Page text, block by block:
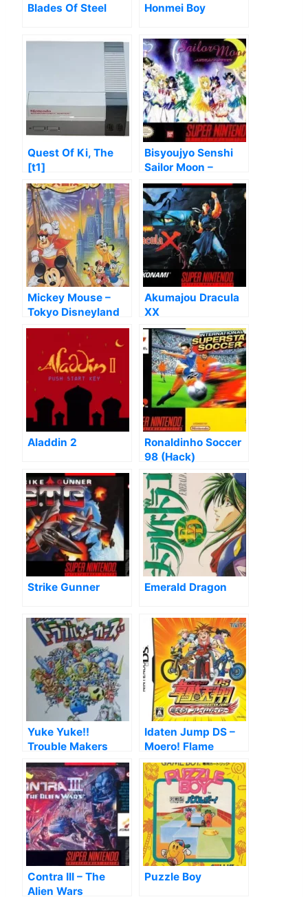
Blades Of Steel Honmei Boy
Quest Of Ki, The
[t1]
Bisyoujyo Senshi
Sailor Moon –
Another Story
Mickey Mouse –
Tokyo Disneyland
No Daibouken
Akumajou Dracula
XX
Aladdin 2
Ronaldinho Soccer
98 (Hack)
Strike Gunner Emerald Dragon
Yuke Yuke!!
Trouble Makers
Idaten Jump DS –
Moero! Flame
Kaiser
Contra III – The
Alien Wars
Puzzle Boy